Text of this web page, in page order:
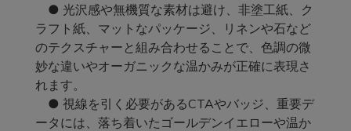
● 光沢感や無機質な素材は避け、非塗工紙、ク
ラフト紙、マットなパッケージ、リネンや石など
のテクスチャーと組み合わせることで、色調の微
妙な違いやオーガニックな温かみが正確に表現さ
れます。
● 視線を引く必要があるCTAやバッジ、重要デ
ータには、落ち着いたゴールデンイエローや温か